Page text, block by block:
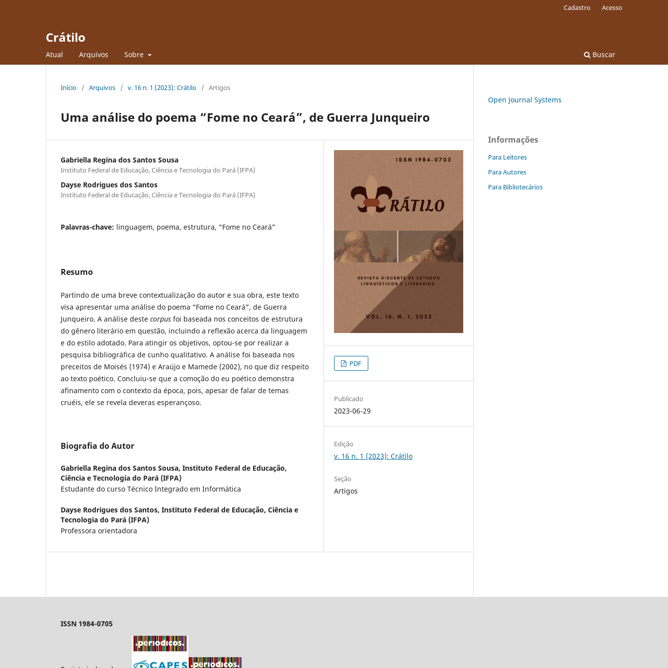
Crátilo
Atual Arquivos Sobre Buscar
Cadastro Acesso
Início / Arquivos / v. 16 n. 1 (2023): Crátilo / Artigos
Uma análise do poema “Fome no Ceará”, de Guerra Junqueiro
Gabriella Regina dos Santos Sousa
Instituto Federal de Educação, Ciência e Tecnologia do Pará (IFPA)
Dayse Rodrigues dos Santos
Instituto Federal de Educação, Ciência e Tecnologia do Pará (IFPA)
Palavras-chave: linguagem, poema, estrutura, “Fome no Ceará”
Resumo
Partindo de uma breve contextualização do autor e sua obra, este texto
visa apresentar uma análise do poema “Fome no Ceará”, de Guerra
Junqueiro. A análise deste corpus foi baseada nos conceitos de estrutura
do gênero literário em questão, incluindo a reflexão acerca da linguagem
e do estilo adotado. Para atingir os objetivos, optou-se por realizar a
pesquisa bibliográfica de cunho qualitativo. A análise foi baseada nos
preceitos de Moisés (1974) e Araújo e Mamede (2002), no que diz respeito
ao texto poético. Concluiu-se que a comoção do eu poético demonstra
afinamento com o contexto da época, pois, apesar de falar de temas
cruéis, ele se revela deveras esperançoso.
Biografia do Autor
Gabriella Regina dos Santos Sousa, Instituto Federal de Educação,
Ciência e Tecnologia do Pará (IFPA)
Estudante do curso Técnico Integrado em Informática
Dayse Rodrigues dos Santos, Instituto Federal de Educação, Ciência e
Tecnologia do Pará (IFPA)
Professora orientadora
PDF
Publicado
2023-06-29
Edição
v. 16 n. 1 (2023): Crátilo
Seção
Artigos
Open Journal Systems
Informações
Para Leitores
Para Autores
Para Bibliotecários
ISSN 1984-0705